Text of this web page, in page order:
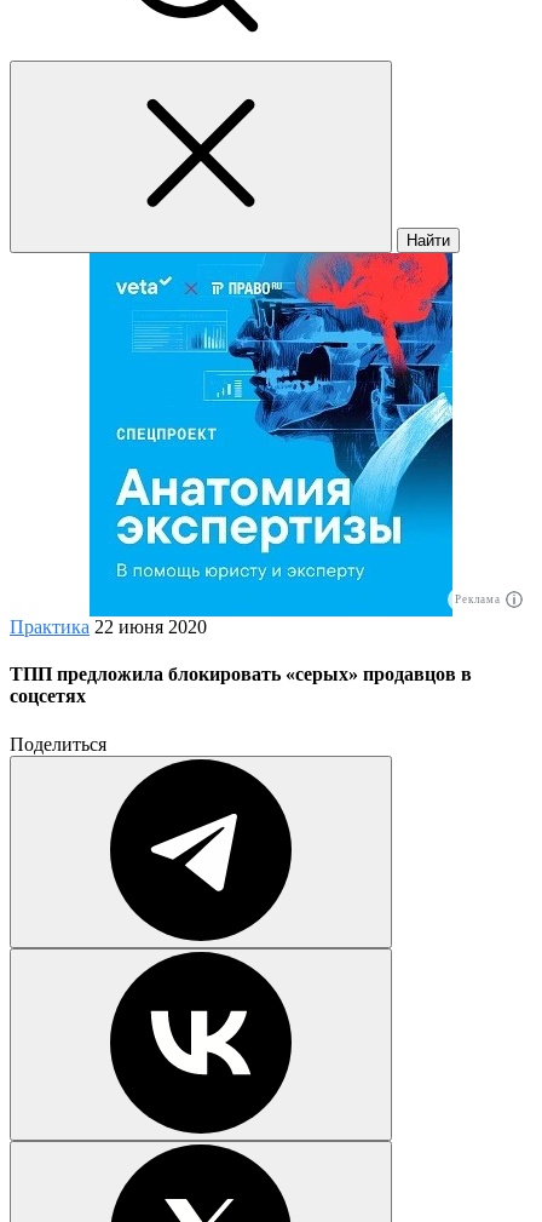
Найти
Реклама
Практика 22 июня 2020
ТПП предложила блокировать «серых» продавцов в
соцсетях
Поделиться